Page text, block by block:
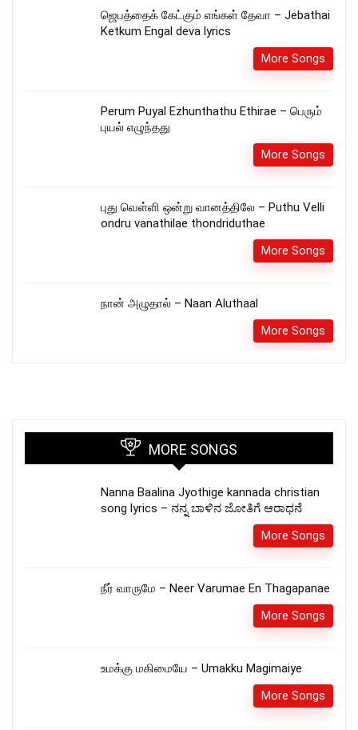
ஜெபத்தைக் கேட்கும் எங்கள் தேவா – Jebathai
Ketkum Engal deva lyrics
More Songs
Perum Puyal Ezhunthathu Ethirae – பெரும்
புயல் எழுந்தது
More Songs
புது வெள்ளி ஒன்று வானத்திலே – Puthu Velli
ondru vanathilae thondriduthae
More Songs
நான் அழுதால் – Naan Aluthaal
More Songs
MORE SONGS
Nanna Baalina Jyothige kannada christian
song lyrics – ನನ್ನ ಬಾಳಿನ ಜೋತಿಗೆ ಆರಾಧನೆ
More Songs
நீர் வாருமே – Neer Varumae En Thagapanae
More Songs
உமக்கு மகிமையே – Umakku Magimaiye
More Songs